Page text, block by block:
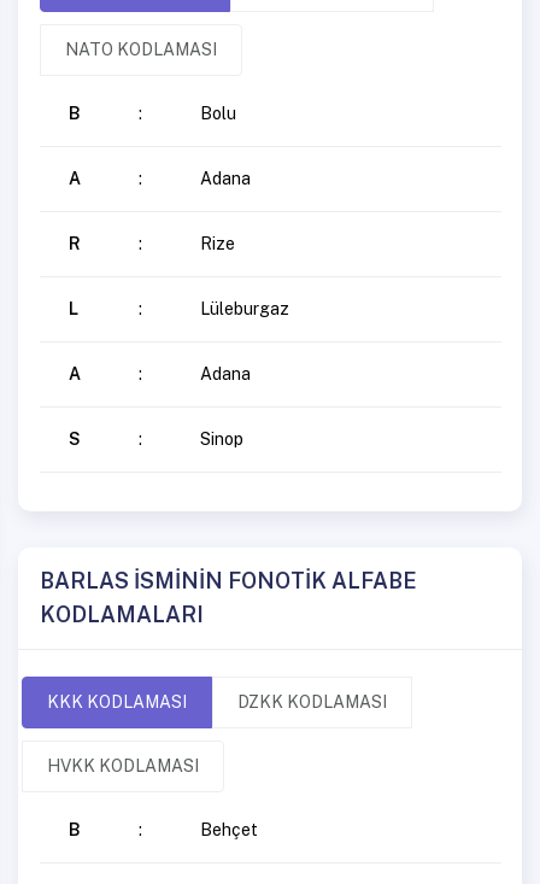
NATO KODLAMASI
B : Bolu
A : Adana
R : Rize
L : Lüleburgaz
A : Adana
S : Sinop
BARLAS İSMİNİN FONOTİK ALFABE
KODLAMALARI
KKK KODLAMASI DZKK KODLAMASI
HVKK KODLAMASI
B : Behçet